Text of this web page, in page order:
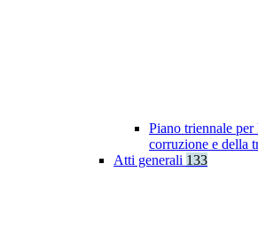
Piano triennale
corruzione e della
Atti generali 133